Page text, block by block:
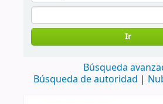
Ir
Búsqueda
Búsqueda de autoridad